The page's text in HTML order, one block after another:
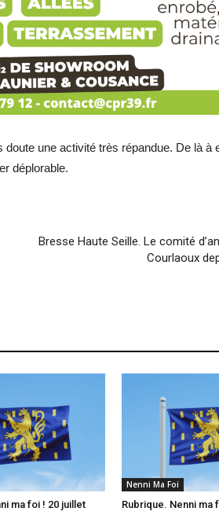
Hebdo39
une activité très répandue. De là à
déplorable.
Bresse Haute Seille. Le comité
Courlaoux
ma foi ! 20 juillet
Nenni Ma Foi
Rubrique. Nenni ma